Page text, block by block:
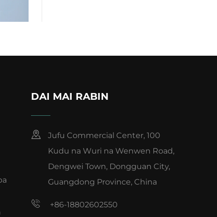
DAI MAI RABIN
Jufu Commercial Center, 100
Kudu na Wuri na Wenwen Road,
Dengwei Town, Dongguan City,
Guangdong Province, China
+86-18802602550